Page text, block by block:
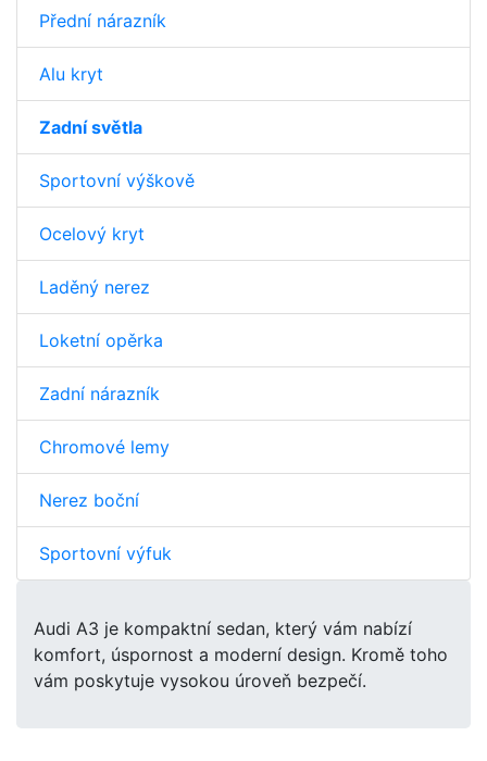
Přední nárazník
Alu kryt
Zadní světla
Sportovní výškově
Ocelový kryt
Laděný nerez
Loketní opěrka
Zadní nárazník
Chromové lemy
Nerez boční
Sportovní výfuk
Audi A3 je kompaktní sedan, který vám nabízí
komfort, úspornost a moderní design. Kromě toho
vám poskytuje vysokou úroveň bezpečí.